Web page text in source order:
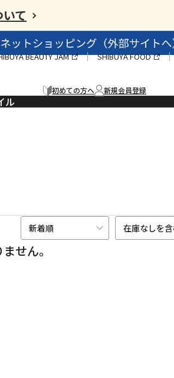
て
初めての方へ 新規会員登録
BEAUTY JAM SHIBUYA FOOD
ル
せん。